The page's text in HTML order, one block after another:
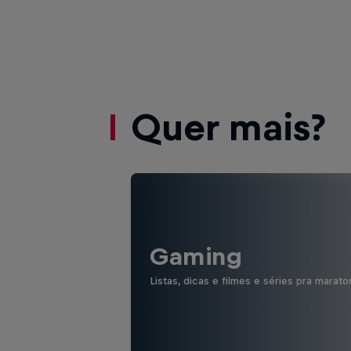
Quer mais?
Gaming
Listas, dicas e filmes e séries pra